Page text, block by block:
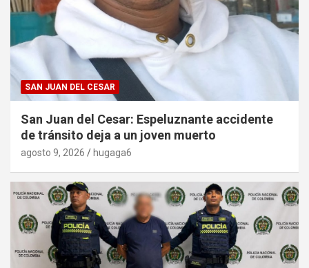
SAN JUAN DEL CESAR
San Juan del Cesar: Espeluznante accidente
de tránsito deja a un joven muerto
agosto 9, 2026 hugaga6